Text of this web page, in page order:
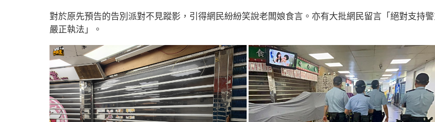
對於原先預告的告別派對不見蹤影，引得網民紛紛笑說老闆娘食言。亦有大批網民留言「絕對支持
嚴正執法」。